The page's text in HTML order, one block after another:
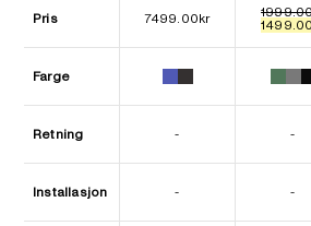
Pris 7499.00kr
pris
var:
1499.00
Farge
Retning - -
Installasjon - -